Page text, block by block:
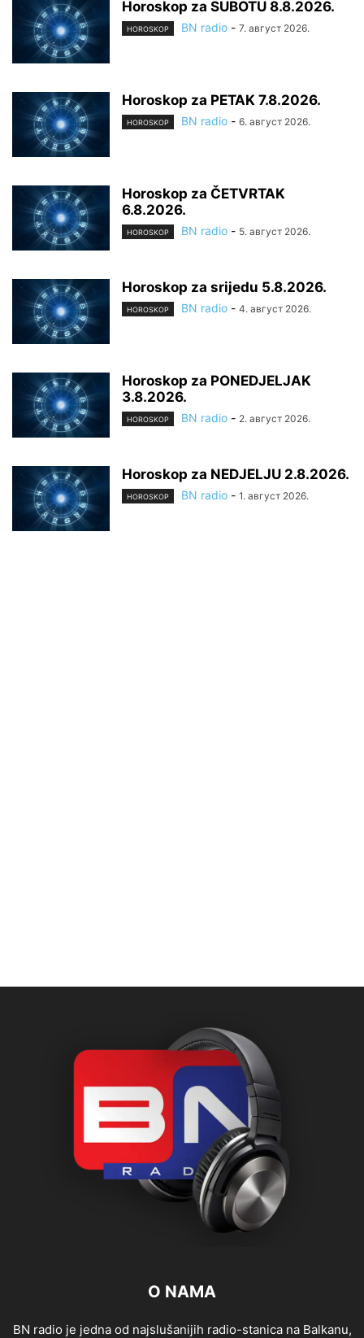
Horoskop za SUBOTU 8.8.2026.
HOROSKOP BN radio - 7. август 2026.
Horoskop za PETAK 7.8.2026.
HOROSKOP BN radio - 6. август 2026.
Horoskop za ČETVRTAK
6.8.2026.
HOROSKOP BN radio - 5. август 2026.
Horoskop za srijedu 5.8.2026.
HOROSKOP BN radio - 4. август 2026.
Horoskop za PONEDJELJAK
3.8.2026.
HOROSKOP BN radio - 2. август 2026.
Horoskop za NEDJELJU 2.8.2026.
HOROSKOP BN radio - 1. август 2026.
O NAMA
BN radio je jedna od najslušanijih radio-stanica na Balkanu,